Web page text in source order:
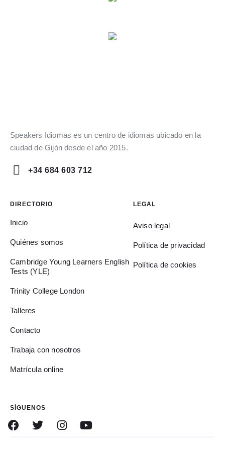
Speakers Idiomas es un centro de idiomas ubicado en la
ciudad de Gijón desde el año 2015.
+34 684 603 712
DIRECTORIO
Inicio
Quiénes somos
Cambridge Young Learners English
Tests (YLE)
Trinity College London
Talleres
Contacto
Trabaja con nosotros
Matrícula online
LEGAL
Aviso legal
Política de privacidad
Política de cookies
SÍGUENOS